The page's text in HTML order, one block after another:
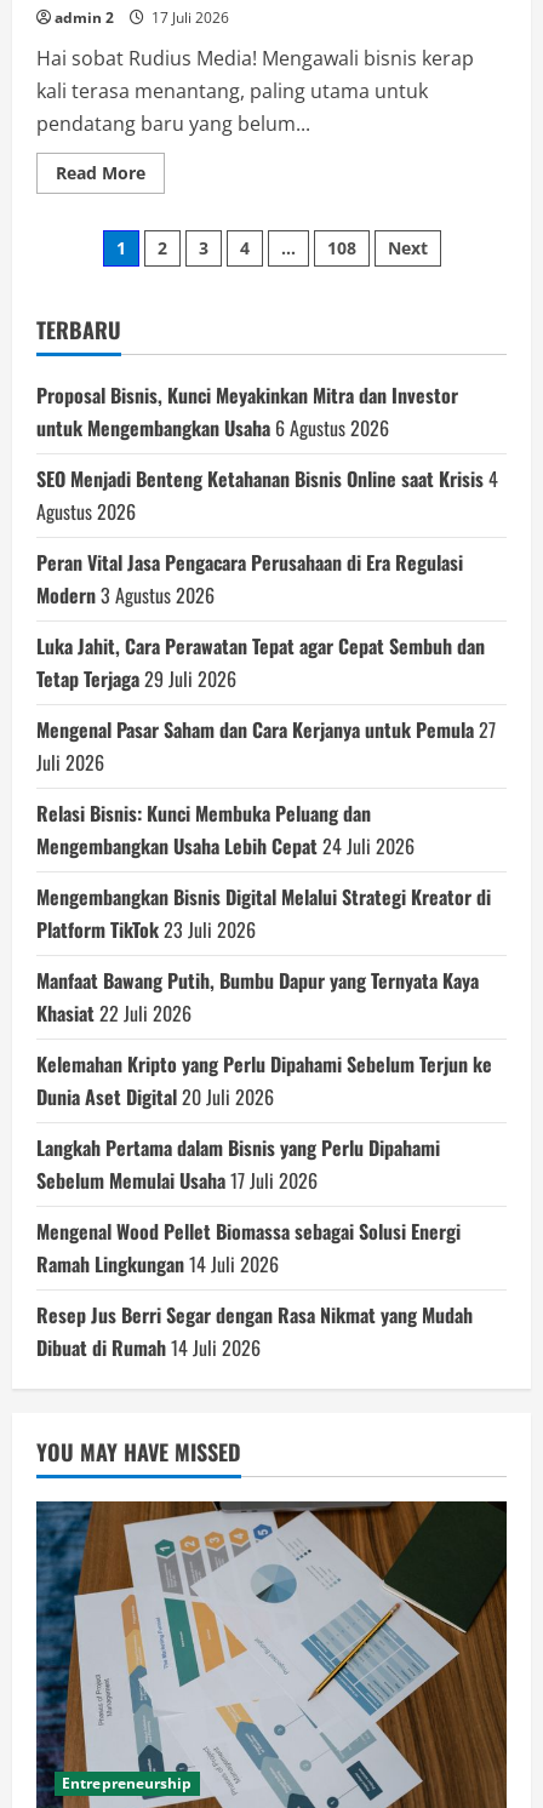
admin 2 17 Juli 2026
Hai sobat Rudius Media! Mengawali bisnis kerap
kali terasa menantang, paling utama untuk
pendatang baru yang belum...
Read MoreRead
more
Pertama
dalam
Bisnis
Memulai
Paginasi
1 2 3 4 … 108 Next
TERBARU
Proposal Bisnis, Kunci Meyakinkan Mitra dan Investor
untuk Mengembangkan Usaha 6 Agustus 2026
SEO Menjadi Benteng Ketahanan Bisnis Online saat Krisis4
Agustus 2026
Peran Vital Jasa Pengacara Perusahaan di Era Regulasi
Modern3 Agustus 2026
Luka Jahit, Cara Perawatan Tepat agar Cepat Sembuh dan
Tetap Terjaga29 Juli 2026
Mengenal Pasar Saham dan Cara Kerjanya untuk Pemula27
Juli 2026
Relasi Bisnis: Kunci Membuka Peluang dan
Mengembangkan Usaha Lebih Cepat24 Juli 2026
Mengembangkan Bisnis Digital Melalui Strategi Kreator di
Platform TikTok23 Juli 2026
Manfaat Bawang Putih, Bumbu Dapur yang Ternyata Kaya
Khasiat22 Juli 2026
Kelemahan Kripto yang Perlu Dipahami Sebelum Terjun ke
Dunia Aset Digital20 Juli 2026
Langkah Pertama dalam Bisnis yang Perlu Dipahami
Sebelum Memulai Usaha17 Juli 2026
Mengenal Wood Pellet Biomassa sebagai Solusi Energi
Ramah Lingkungan14 Juli 2026
Resep Jus Berri Segar dengan Rasa Nikmat yang Mudah
Dibuat di Rumah14 Juli 2026
YOU MAY HAVE MISSED
Entrepreneurship